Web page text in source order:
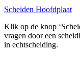
Scheiden Hoofdplaat
Klik op de knop
vragen door een
in echtscheiding.